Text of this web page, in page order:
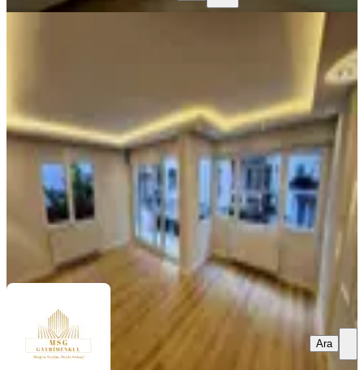
Msg'den İnönü Cadde Yanı - Arakat
125 m²·2. Kat·06.08.2026
6.625.000 ₺
MSG GAYRİMENKUL YATIRIM DANIŞMANLIĞIAHMET
SİNAN GÜNEŞ
Ara